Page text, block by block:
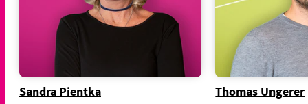
Sandra Pientka Thomas Ungerer